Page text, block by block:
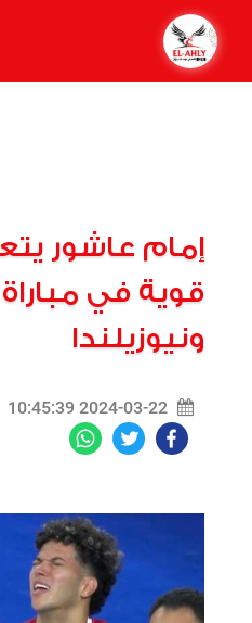
إمام عاشور
قوية في
ونيوزيلندا
2024-03-22 10:45:39
Facebook
Twitter